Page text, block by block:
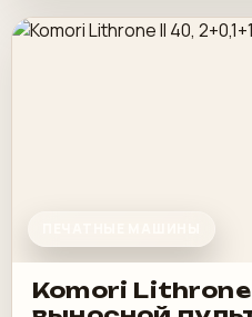
Komori Lithrone